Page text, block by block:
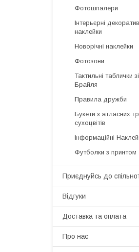
Фотошпалери
Інтерьєрні
наклейки
Новорічні наклейки
Фотозони
Тактильні таблички
Брайля
Правила дружби
Букети з атласних
сухоцвітів
Інформаційні
Футболки з принтом
Приєднуйсь до
Відгуки
Доставка та оплата
Про нас